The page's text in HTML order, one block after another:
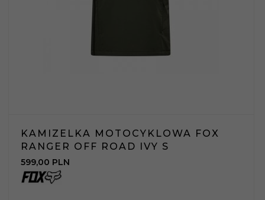
KAMIZELKA MOTOCYKLOWA FOX
RANGER OFF ROAD IVY S
599,00 PLN